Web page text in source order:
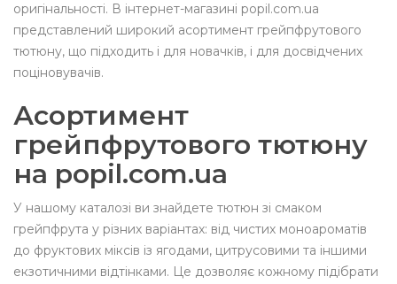
оригінальності. В інтернет-магазині popil.com.ua
представлений широкий асортимент грейпфрутового
тютюну, що підходить і для новачків, і для досвідчених
поціновувачів.
Асортимент
грейпфрутового тютюну
на popil.com.ua
У нашому каталозі ви знайдете тютюн зі смаком
грейпфрута у різних варіантах: від чистих моноароматів
до фруктових міксів із ягодами, цитрусовими та іншими
екзотичними відтінками. Це дозволяє кожному підібрати